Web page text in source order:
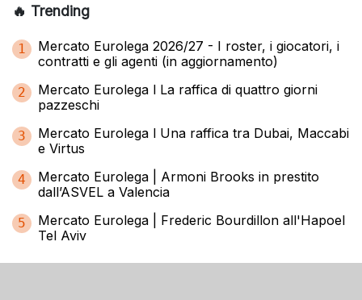
🔥 Trending
1
Mercato Eurolega 2026/27 - I roster, i giocatori, i
contratti e gli agenti (in aggiornamento)
2
Mercato Eurolega l La raffica di quattro giorni
pazzeschi
3
Mercato Eurolega l Una raffica tra Dubai, Maccabi
e Virtus
4
Mercato Eurolega | Armoni Brooks in prestito
dall’ASVEL a Valencia
5
Mercato Eurolega | Frederic Bourdillon all'Hapoel
Tel Aviv